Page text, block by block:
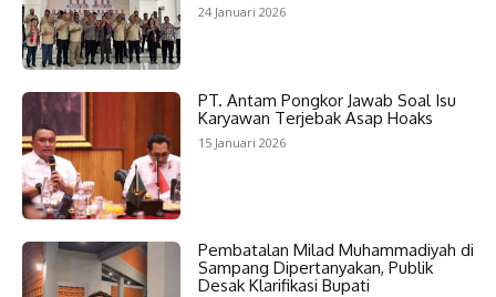
24 Januari 2026
PT. Antam Pongkor Jawab Soal Isu
Karyawan Terjebak Asap Hoaks
15 Januari 2026
Pembatalan Milad Muhammadiyah di
Sampang Dipertanyakan, Publik
Desak Klarifikasi Bupati